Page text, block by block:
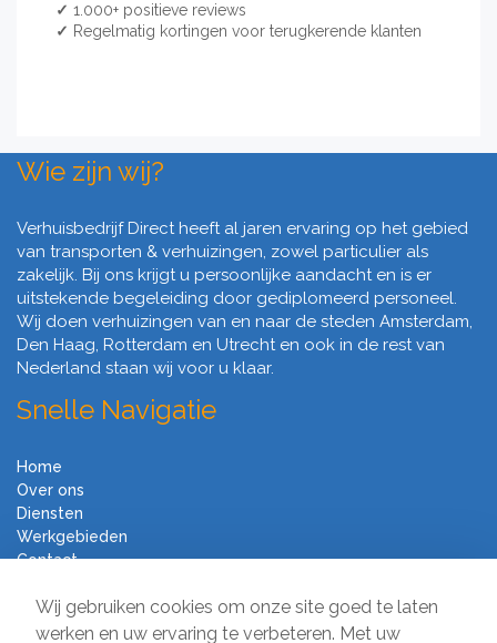
Wij gebruiken cookies om onze site goed te laten
werken en uw ervaring te verbeteren. Met uw
✓ 1.000+ positieve reviews
✓ Regelmatig kortingen voor terugkerende klanten
Wie zijn wij?
Verhuisbedrijf Direct heeft al jaren ervaring op het gebied
van transporten & verhuizingen, zowel particulier als
zakelijk. Bij ons krijgt u persoonlijke aandacht en is er
uitstekende begeleiding door gediplomeerd personeel.
Wij doen verhuizingen van en naar de steden Amsterdam,
Den Haag, Rotterdam en Utrecht en ook in de rest van
Nederland staan wij voor u klaar.
Snelle Navigatie
Home
Over ons
Diensten
Werkgebieden
Contact
Verhuisbedrijf Direct